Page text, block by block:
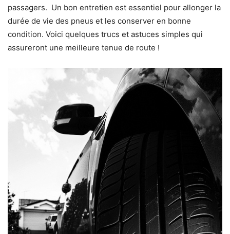
passagers. Un bon entretien est essentiel pour allonger la
durée de vie des pneus et les conserver en bonne
condition. Voici quelques trucs et astuces simples qui
assureront une meilleure tenue de route !